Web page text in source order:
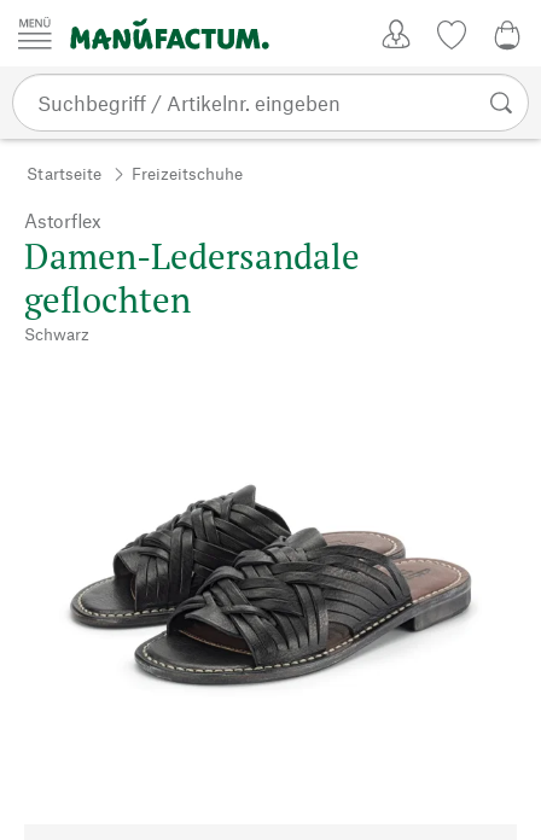
Zum Inhalt springen
Startseite Freizeitschuhe
Astorflex
Damen-Ledersandale
geflochten
Schwarz